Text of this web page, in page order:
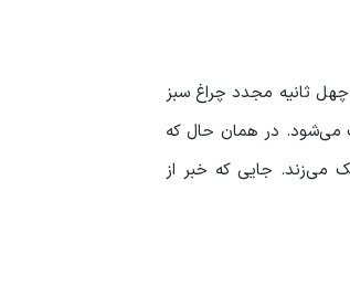
ثانیه مجدد چراغ سبز
می‌شود. در همان حال که
می‌زند. جایی که خبر از
به شمال هجوم می‌برند.